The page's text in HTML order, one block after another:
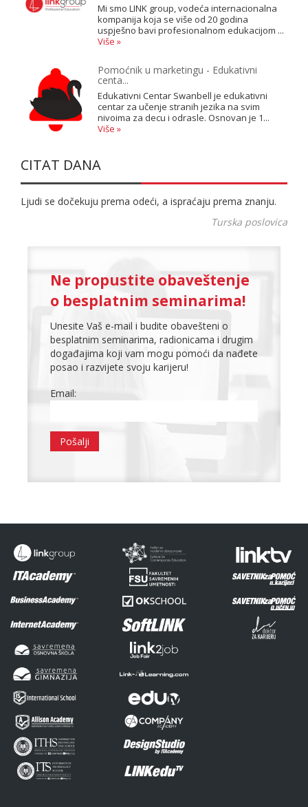
Mi smo LINK group, vodeća internacionalna
kompanija koja se više od 20 godina
uspješno bavi profesionalnom edukacijom ...
Više »
Pomoćnik u marketingu - Edukativni
centa...
Edukativni Centar Swanbell je edukativni
centar za učenje stranih jezika na svim
nivoima za decu i odrasle. Osnovan je 1...
Više »
CITAT DANA
Ljudi se dočekuju prema odeći, a ispraćaju prema znanju.
Turska poslovica
Ne propustite obaveštenje
o besplatnim seminarima!
Unesite Vaš e-mail i budite obavešteni o
besplatnim seminarima, radionicama i drugim
događajima koji vam mogu pomoći da nađete
posao i razvijete svoju karijeru!
Email: